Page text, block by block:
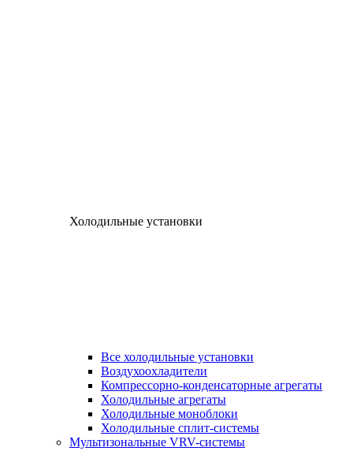
Холодильные установки
Все холодильные установки
Воздухоохладители
Компрессорно-конденсаторные агрегаты
Холодильные агрегаты
Холодильные моноблоки
Холодильные сплит-системы
Мультизональные VRV-системы